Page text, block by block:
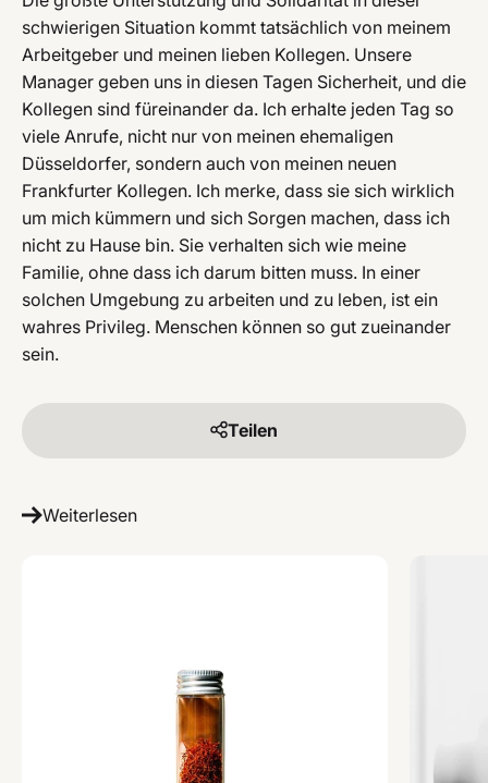
schwierigen Situation kommt tatsächlich von meinem
Arbeitgeber und meinen lieben Kollegen. Unsere
Manager geben uns in diesen Tagen Sicherheit, und die
Kollegen sind füreinander da. Ich erhalte jeden Tag so
viele Anrufe, nicht nur von meinen ehemaligen
Düsseldorfer, sondern auch von meinen neuen
Frankfurter Kollegen. Ich merke, dass sie sich wirklich
um mich kümmern und sich Sorgen machen, dass ich
nicht zu Hause bin. Sie verhalten sich wie meine
Familie, ohne dass ich darum bitten muss. In einer
solchen Umgebung zu arbeiten und zu leben, ist ein
wahres Privileg. Menschen können so gut zueinander
sein.
Teilen
Weiterlesen